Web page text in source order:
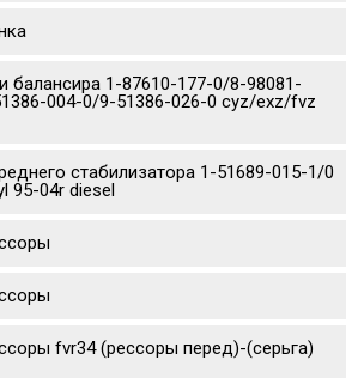
балансира 1-87610-177-0/8-98081-
004-0/9-51386-026-0 cyz/exz/fvz
стабилизатора 1-51689-015-1/0
95-04r diesel
fvr34 (рессоры перед)-(серьга)